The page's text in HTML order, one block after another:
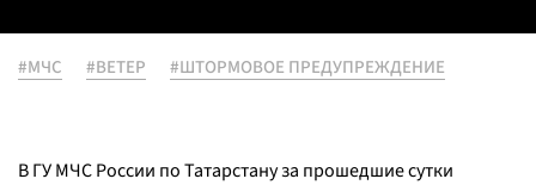
#МЧС #ВЕТЕР #ШТОРМОВОЕ ПРЕДУПРЕЖДЕНИЕ
В ГУ МЧС России по Татарстану за прошедшие сутки